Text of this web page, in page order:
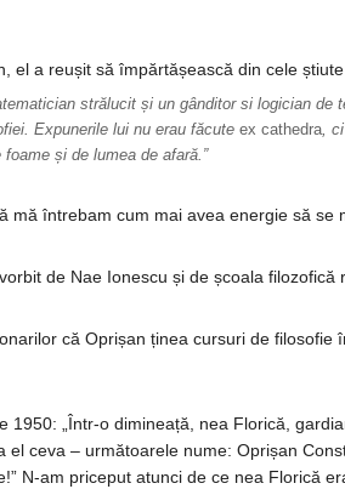
el a reușit să împărtășească din cele
strălucit și un gânditor si logician de
Expunerile lui nu erau făcute ex cathedra,
și de lumea de afară.”
mă întrebam cum mai avea energie să se
de Nae Ionescu și de școala filozofică
că Oprișan ținea cursuri de filosofie
„Într-o dimineață, nea Florică,
ceva – următoarele nume: Oprișan
N-am priceput atunci de ce nea Florică